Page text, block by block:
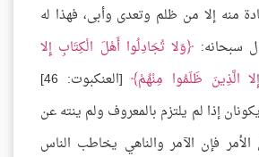
منه إلا من ظلم وتعدى وأبى، فهذا له
سبحانه:
وَلا تُجَادِلُوا أَهْلَ الْكِتَابِ إِلا
الَّذِينَ ظَلَمُوا مِنْهُمْ
[العنكبوت: 46]
إذا لم يلتزم بالمعروف ولم ينته عن
فإن الآمر والناهي يخاطب الناس